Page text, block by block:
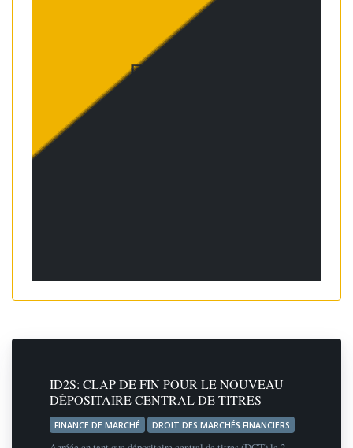
ID2S: CLAP DE FIN POUR LE NOUVEAU
DÉPOSITAIRE CENTRAL DE TITRES
FINANCE DE MARCHÉ DROIT DES MARCHÉS FINANCIERS